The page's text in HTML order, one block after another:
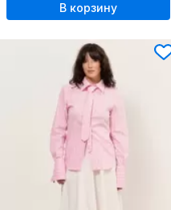
В корзину